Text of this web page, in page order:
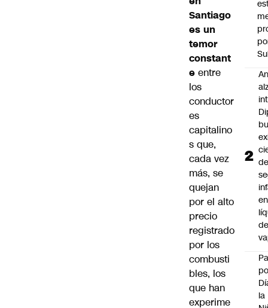
Santiago
es un
temor
constant
e entre
los
conductor
es
capitalino
s que,
cada vez
más, se
quejan
por el alto
precio
registrado
por los
combusti
bles, los
que han
experime
de
en
de
la